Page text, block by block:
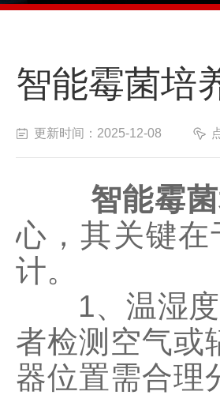
智能霉菌培
更新时间：2025-12-08
智能霉
心，其关键
计。
1、温湿度
者检测空气或
器位置需合理